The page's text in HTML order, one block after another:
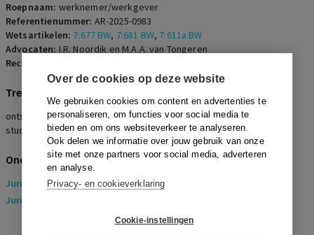
Over de cookies op deze website
We gebruiken cookies om content en advertenties te
personaliseren, om functies voor social media te
bieden en om ons websiteverkeer te analyseren.
Ook delen we informatie over jouw gebruik van onze
site met onze partners voor social media, adverteren
en analyse.
Privacy- en cookieverklaring
Cookie-instellingen
Roepnaam: werknemer/werkgever
Referentienummer: AR-2025-0983
Wetsartikelen: 7:677 BW, 7:681 BW, 7:611a BW
Advocaten: I.R. Noordik en M.A.A. van Tongeren
Rechters:
Trefwoorden
ontslag op staande voet, geweld, vernieling, dringende reden,
studiekosten, terugbetaling, noodzakelijke scholing
Onderwerpen
Juridisch > Arbeidsrecht
Juridisch